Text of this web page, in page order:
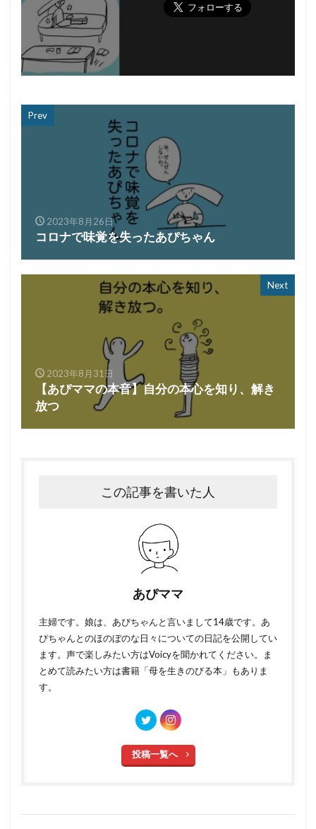
Prev
2023年8月26日
コロナで味覚を失ったあぴちゃん
Next
2023年8月31日
【あぴママの本音】自分の本心を知り、解き
放つ
この記事を書いた人
あぴママ
主婦です。娘は、あぴちゃんと言いまして14歳です。あ
ぴちゃんとのほのぼのな日々についての日記を公開してい
ます。声で楽しみたい方はVoicyを聞かれてください。ま
とめて読みたい方は書籍「母を生きのびる本」もありま
す。
投稿一覧へ